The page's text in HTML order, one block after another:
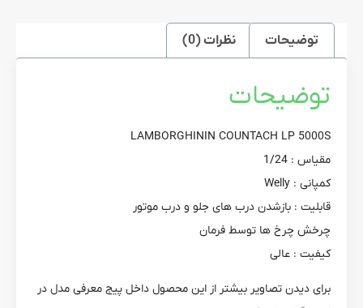
توضیحات نظرات (0)
توضیحات
LAMBORGHININ COUNTACH LP 5000S
مقیاس : 1/24
کمپانی : Welly
قابلیت : بازشدن درب های جلو و درب موتور
چرخش چرخ ها توسط فرمان
کیفیت : عالی
برای دیدن تصاویر بیشتر از این محصول داخل پیج معرفی مدل در